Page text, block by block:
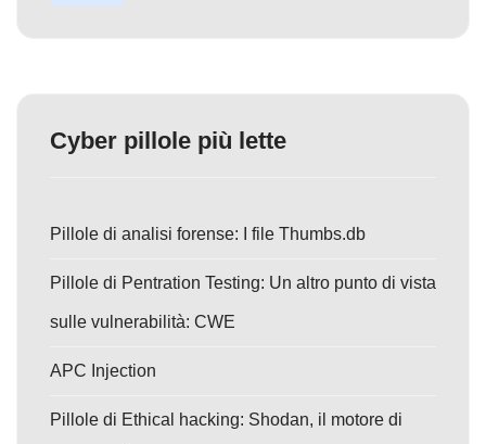
Cyber pillole più lette
Pillole di analisi forense: I file Thumbs.db
Pillole di Pentration Testing: Un altro punto di vista
sulle vulnerabilità: CWE
APC Injection
Pillole di Ethical hacking: Shodan, il motore di